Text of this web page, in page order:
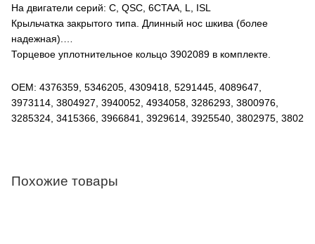
На двигатели серий: C, QSC, 6CTAA, L, ISL
Крыльчатка закрытого типа. Длинный нос шкива (более
надежная).
Торцевое уплотнительное кольцо 3902089 в комплекте.
OEM: 4376359, 5346205, 4309418, 5291445, 4089647,
3973114, 3804927, 3940052, 4934058, 3286293, 3800976,
3285324, 3415366, 3966841, 3929614, 3925540, 3802975,
Похожие товары